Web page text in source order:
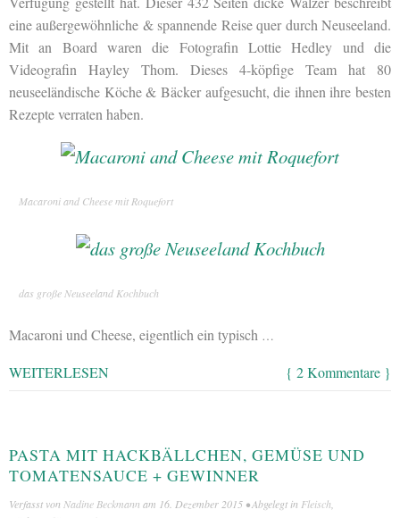
eine außergewöhnliche & spannende Reise quer durch Neuseeland.
Mit an Board waren die Fotografin Lottie Hedley und die
Videografin Hayley Thom. Dieses 4-köpfige Team hat 80
neuseeländische Köche & Bäcker aufgesucht, die ihnen ihre besten
Rezepte verraten haben.
Macaroni and Cheese mit Roquefort
das große Neuseeland Kochbuch
Macaroni und Cheese, eigentlich ein typisch …
WEITERLESEN { 2 Kommentare }
PASTA MIT HACKBÄLLCHEN, GEMÜSE UND
TOMATENSAUCE + GEWINNER
Verfasst von Nadine Beckmann am 16. Dezember 2015 • Abgelegt in Fleisch